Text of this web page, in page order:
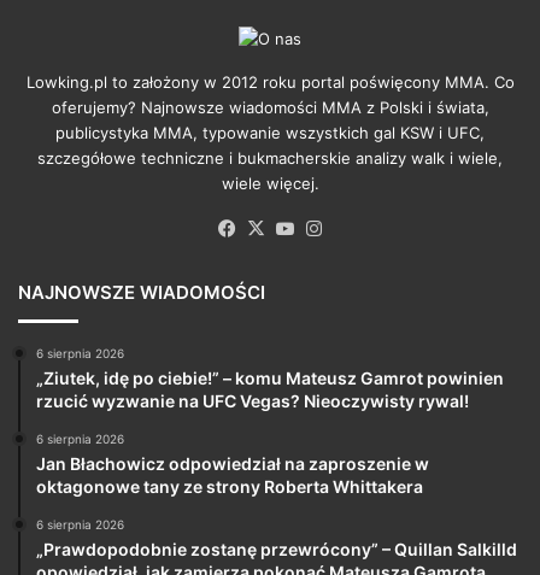
Lowking.pl to założony w 2012 roku portal poświęcony MMA. Co
oferujemy? Najnowsze wiadomości MMA z Polski i świata,
publicystyka MMA, typowanie wszystkich gal KSW i UFC,
szczegółowe techniczne i bukmacherskie analizy walk i wiele,
wiele więcej.
Facebook
X YouTube
NAJNOWSZE WIADOMOŚCI
6 sierpnia 2026
„Ziutek, idę po ciebie!” – komu Mateusz Gamrot powinien
rzucić wyzwanie na UFC Vegas? Nieoczywisty rywal!
6 sierpnia 2026
Jan Błachowicz odpowiedział na zaproszenie w
oktagonowe tany ze strony Roberta Whittakera
6 sierpnia 2026
„Prawdopodobnie zostanę przewrócony” – Quillan Salkilld